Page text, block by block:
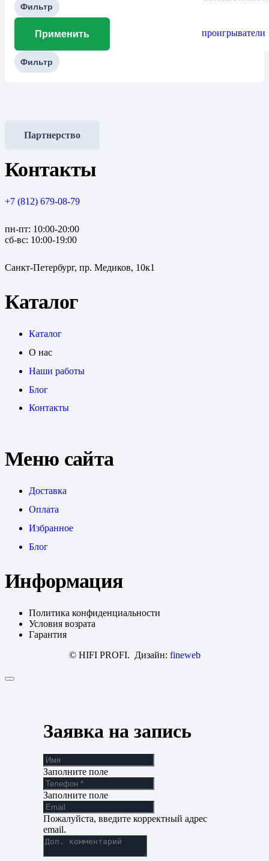
проигрыватели
Фильтр
Применить
Фильтр
Партнерство
Контакты
+7 (812) 679-08-79
пн-пт: 10:00-20:00
сб-вс: 10:00-19:00
Санкт-Петербург, пр. Медиков, 10к1
Каталог
Каталог
О нас
Наши работы
Блог
Контакты
Меню сайта
Доставка
Оплата
Избранное
Блог
Информация
Политика конфиденциальности
Условия возрата
Гарантия
© HIFI PROFI. Дизайн: fineweb
Заявка на запись
Заполните поле
Заполните поле
Пожалуйста, введите корректный адрес
email.